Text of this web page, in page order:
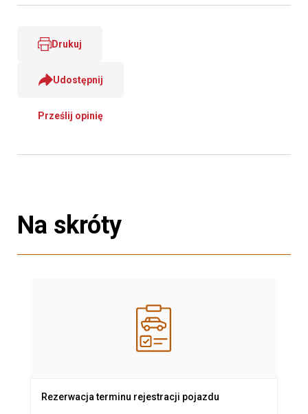
Drukuj
Udostępnij
Prześlij opinię
Na skróty
Rezerwacja terminu rejestracji pojazdu